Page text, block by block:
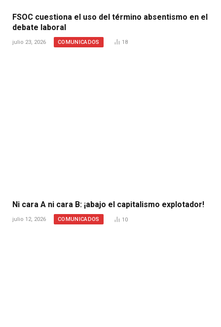
FSOC cuestiona el uso del término absentismo en el
debate laboral
julio 23, 2026 COMUNICADOS 18
Ni cara A ni cara B: ¡abajo el capitalismo explotador!
julio 12, 2026 COMUNICADOS 10